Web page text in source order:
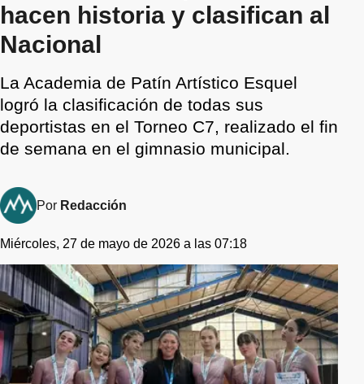
hacen historia y clasifican al
Nacional
La Academia de Patín Artístico Esquel
logró la clasificación de todas sus
deportistas en el Torneo C7, realizado el fin
de semana en el gimnasio municipal.
Por Redacción
Miércoles, 27 de mayo de 2026 a las 07:18